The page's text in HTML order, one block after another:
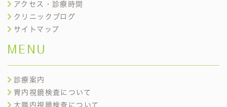
アクセス・診療時間
クリニックブログ
サイトマップ
MENU
診療案内
胃内視鏡検査について
大腸内視鏡検査について